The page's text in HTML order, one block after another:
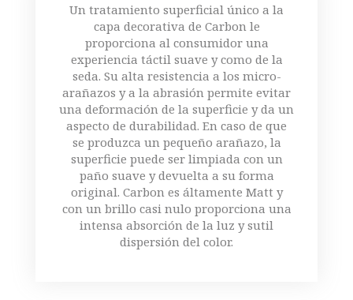
Un tratamiento superficial único a la
capa decorativa de Carbon le
proporciona al consumidor una
experiencia táctil suave y como de la
seda. Su alta resistencia a los micro-
arañazos y a la abrasión permite evitar
una deformación de la superficie y da un
aspecto de durabilidad. En caso de que
se produzca un pequeño arañazo, la
superficie puede ser limpiada con un
paño suave y devuelta a su forma
original. Carbon es áltamente Matt y
con un brillo casi nulo proporciona una
intensa absorción de la luz y sutil
dispersión del color.